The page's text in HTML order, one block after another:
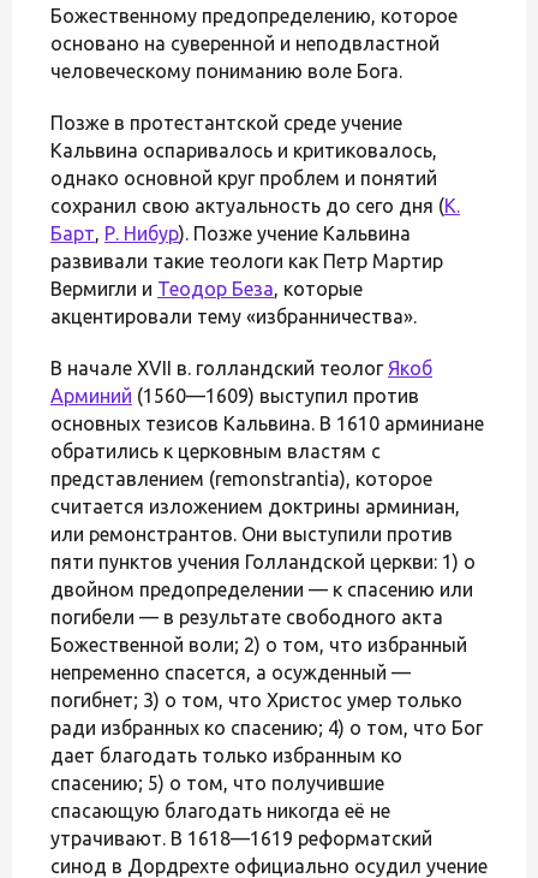
Божественному предопределению, которое
основано на суверенной и неподвластной
человеческому пониманию воле Бога.
Позже в протестантской среде учение
Кальвина оспаривалось и критиковалось,
однако основной круг проблем и понятий
сохранил свою актуальность до сего дня (К.
Барт, Р. Нибур). Позже учение Кальвина
развивали такие теологи как Петр Мартир
Вермигли и Теодор Беза, которые
акцентировали тему «избранничества».
В начале XVII в. голландский теолог Якоб
Арминий (1560—1609) выступил против
основных тезисов Кальвина. В 1610 арминиане
обратились к церковным властям с
представлением (remonstrantia), которое
считается изложением доктрины арминиан,
или ремонстрантов. Они выступили против
пяти пунктов учения Голландской церкви: 1) о
двойном предопределении — к спасению или
погибели — в результате свободного акта
Божественной воли; 2) о том, что избранный
непременно спасется, а осужденный —
погибнет; 3) о том, что Христос умер только
ради избранных ко спасению; 4) о том, что Бог
дает благодать только избранным ко
спасению; 5) о том, что получившие
спасающую благодать никогда её не
утрачивают. В 1618—1619 реформатский
синод в Дордрехте официально осудил учение